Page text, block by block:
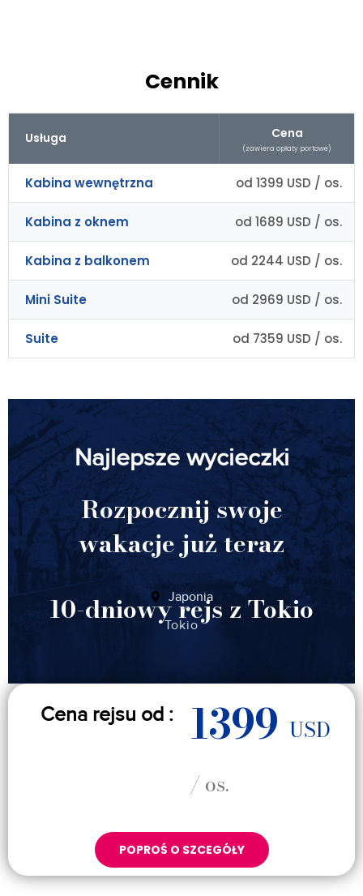
Cennik
Usługa Cena
(zawiera opłaty portowe)
Kabina wewnętrzna od 1399 USD / os.
Kabina z oknem od 1689 USD / os.
Kabina z balkonem od 2244 USD / os.
Mini Suite od 2969 USD / os.
Suite od 7359 USD / os.
Najlepsze wycieczki
Rozpocznij swoje
wakacje już teraz
Japonia
10-dniowy rejs z Tokio
Tokio
Cena rejsu od : 1399 USD
/ os.
POPROŚ O SZCEGÓŁY